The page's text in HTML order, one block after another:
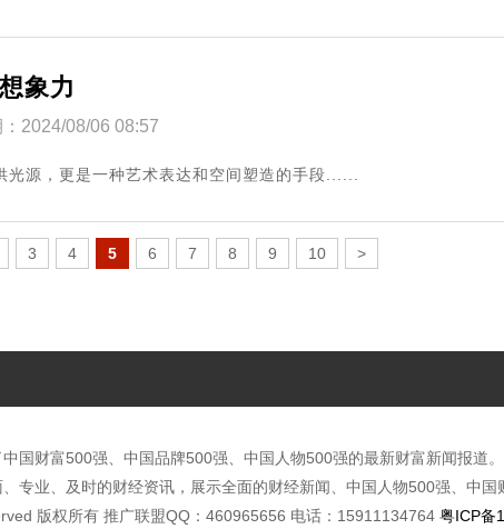
象力
2024/08/06 08:57
源，更是一种艺术表达和空间塑造的手段......
3 4 5 6 7 8 9 10 >
国财富500强、中国品牌500强、中国人物500强的最新财富新闻报道。
专业、及时的财经资讯，展示全面的财经新闻、中国人物500强、中国
版权所有 推广联盟QQ：460965656 电话：15911134764 粤ICP备